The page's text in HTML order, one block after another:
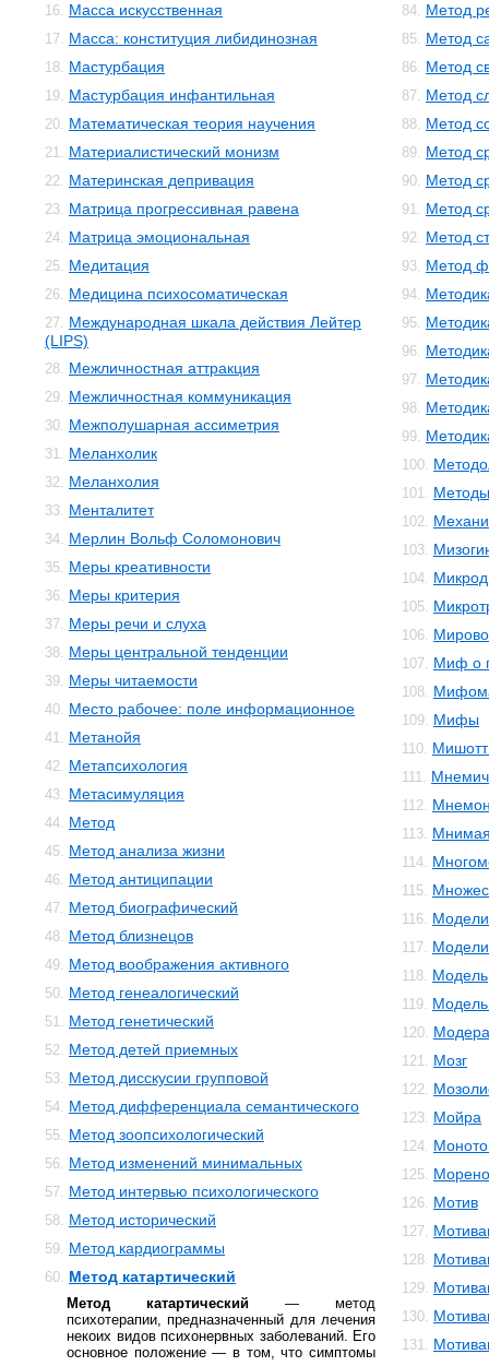
16. Масса искусственная
17. Масса: конституция либидинозная
18. Мастурбация
19. Мастурбация инфантильная
20. Математическая теория научения
21. Материалистический монизм
22. Материнская депривация
23. Матрица прогрессивная равена
24. Матрица эмоциональная
25. Медитация
26. Медицина психосоматическая
27. Международная шкала действия Лейтер
(LIPS)
28. Межличностная аттракция
29. Межличностная коммуникация
30. Межполушарная ассиметрия
31. Меланхолик
32. Меланхолия
33. Менталитет
34. Мерлин Вольф Соломонович
35. Меры креативности
36. Меры критерия
37. Меры речи и слуха
38. Меры центральной тенденции
39. Меры читаемости
40. Место рабочее: поле информационное
41. Метанойя
42. Метапсихология
43. Метасимуляция
44. Метод
45. Метод анализа жизни
46. Метод антиципации
47. Метод биографический
48. Метод близнецов
49. Метод воображения активного
50. Метод генеалогический
51. Метод генетический
52. Метод детей приемных
53. Метод дисскусии групповой
54. Метод дифференциала семантического
55. Метод зоопсихологический
56. Метод изменений минимальных
57. Метод интервью психологического
58. Метод исторический
59. Метод кардиограммы
60. Метод катартический
Метод катартический — метод
психотерапии, предназначенный для лечения
некоих видов психонервных заболеваний. Его
основное положение — в том, что симптомы
84. Метод
85. Метод
86. Метод
87. Метод
88. Метод
89. Метод
90. Метод
91. Метод
92. Метод
93. Метод
94.
95.
96.
97.
98.
99.
100.
101. Методы
102.
103.
104.
105.
106.
107. Миф о
108.
109. Мифы
110.
111.
112.
113.
114.
115.
116.
117.
118. Модель
119. Модель
120.
121. Мозг
122.
123. Мойра
124.
125.
126. Мотив
127.
128.
129.
130.
131.